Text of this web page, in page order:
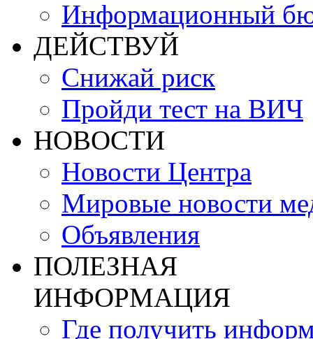
Информационный
ДЕЙСТВУЙ
Снижай риск
Пройди тест на ВИЧ
НОВОСТИ
Новости Центра
Мировые новости
Объявления
ПОЛЕЗНАЯ
ИНФОРМАЦИЯ
Где получить